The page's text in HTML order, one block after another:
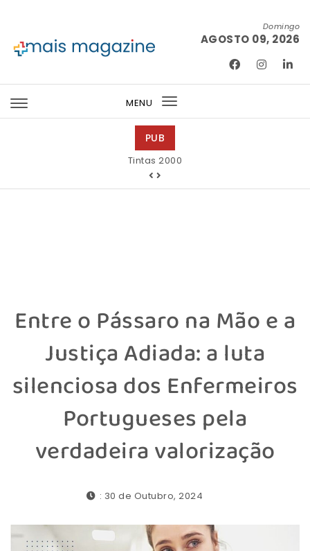
Domingo
AGOSTO 09, 2026
MENU
Toggle
PUB
Tintas 2000
Entre o Pássaro na Mão e a
Justiça Adiada: a luta
silenciosa dos Enfermeiros
Portugueses pela
verdadeira valorização
: 30 de Outubro, 2024